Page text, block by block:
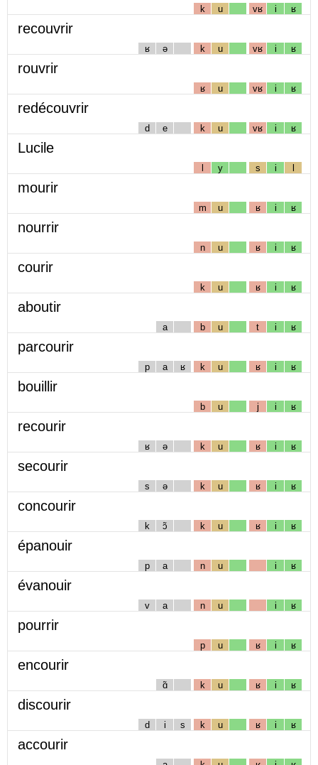
k u vʁ i ʁ
recouvrir
ʁ ə k u vʁ i ʁ
rouvrir
ʁ u vʁ i ʁ
redécouvrir
d e k u vʁ i ʁ
Lucile
l y s i l
mourir
m u ʁ i ʁ
nourrir
n u ʁ i ʁ
courir
k u ʁ i ʁ
aboutir
a b u t i ʁ
parcourir
p a ʁ k u ʁ i ʁ
bouillir
b u j i ʁ
recourir
ʁ ə k u ʁ i ʁ
secourir
s ə k u ʁ i ʁ
concourir
k ɔ̃ k u ʁ i ʁ
épanouir
p a n u i ʁ
évanouir
v a n u i ʁ
pourrir
p u ʁ i ʁ
encourir
ɑ̃ k u ʁ i ʁ
discourir
d i s k u ʁ i ʁ
accourir